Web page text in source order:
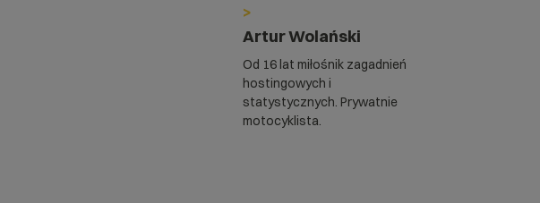
>
Artur Wolański
Od 16 lat miłośnik zagadnień
hostingowych i
statystycznych. Prywatnie
motocyklista.